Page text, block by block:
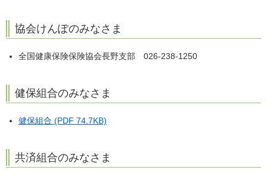
協会けんぽのみなさま
全国健康保険保険協会長野支部 026-238-1250
健保組合のみなさま
健保組合 (PDF 74.7KB)
共済組合のみなさま